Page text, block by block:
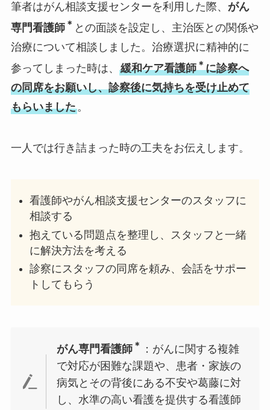
筆者はがん相談支援センターを利用した際、 がん
専門看護師＊ との面談を設定し、主治医との関係や
治療について相談しました。治療選択に精神的に
参ってしまった時は、 緩和ケア看護師＊ に診察へ
の同席をお願いし、診察後に気持ちを受け止めて
もらいました。
一人では行き詰まった時の工夫をお伝えします。
看護師やがん相談支援センターのスタッフに
相談する
抱えている問題点を整理し、スタッフと一緒
に解決方法を考える
診察にスタッフの同席を頼み、会話をサポー
トしてもらう
がん専門看護師 ＊
：がんに関する複雑
で対応が困難な課題や、患者・家族の
病気とその背後にある不安や葛藤に対
し、水準の高い看護を提供する看護師